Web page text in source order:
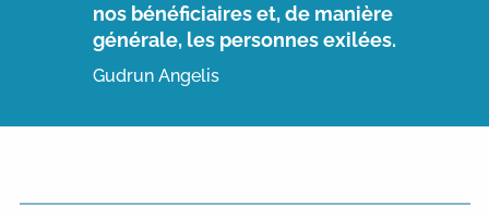
nos bénéficiaires et, de manière
générale, les personnes exilées.
Gudrun Angelis